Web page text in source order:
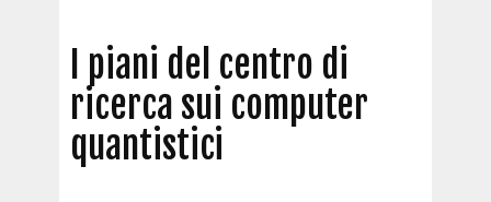
I piani del centro di
ricerca sui computer
quantistici